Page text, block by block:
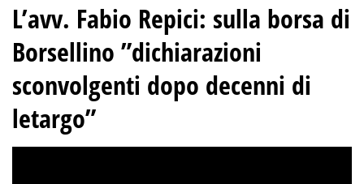
L’avv. Fabio Repici: sulla borsa di
Borsellino ”dichiarazioni
sconvolgenti dopo decenni di
letargo”